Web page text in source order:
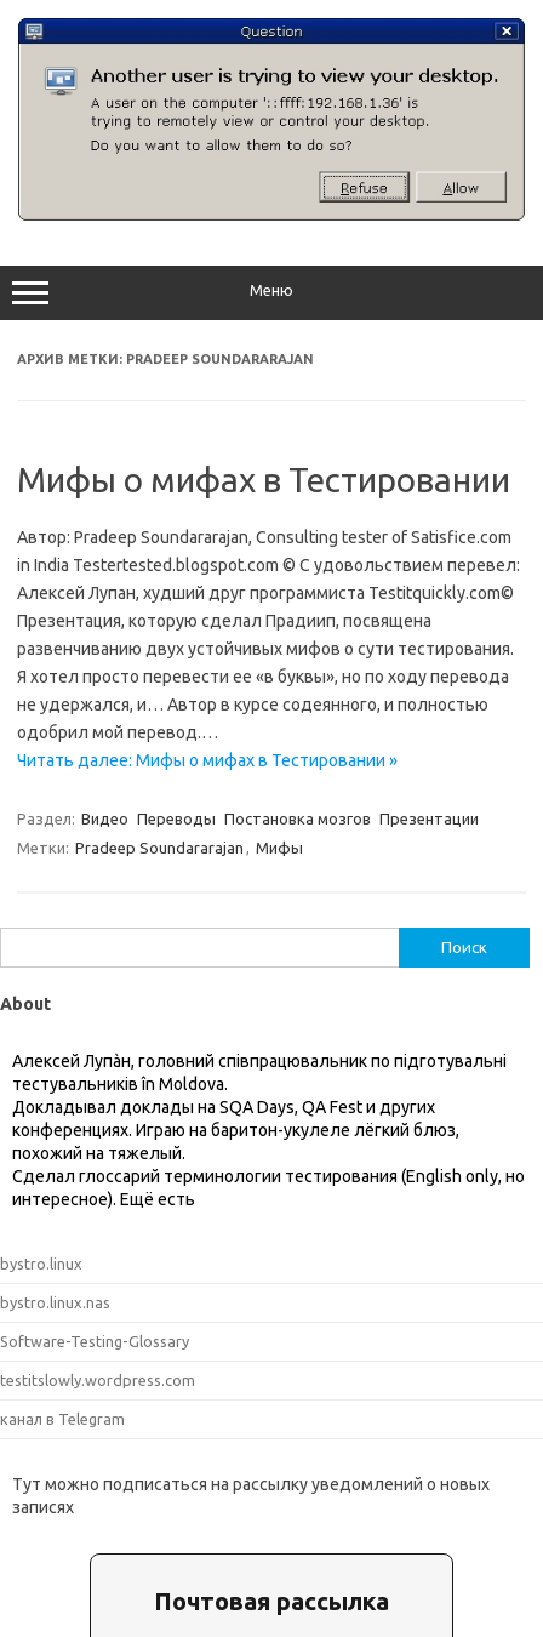
содержимому
Меню
АРХИВ МЕТКИ: PRADEEP SOUNDARARAJAN
Мифы о мифах в Тестировании
Автор: Pradeep Soundararajan, Consulting tester of Satisfice.com
in India Testertested.blogspot.com © С удовольствием перевел:
Алексей Лупан, худший друг программиста Testitquickly.com©
Презентация, которую сделал Прадиип, посвящена
развенчиванию двух устойчивых мифов о сути тестирования.
Я хотел просто перевести ее «в буквы», но по ходу перевода
не удержался, и… Автор в курсе содеянного, и полностью
одобрил мой перевод.…
Читать далее: Мифы о мифах в Тестировании »
Раздел: Видео Переводы Постановка мозгов Презентации
Метки: Pradeep Soundararajan , Мифы
About
Алексей Лупàн, головний спiвпрацювальник по підготувальні
тестувальників în Moldova.
Докладывал доклады на SQA Days, QA Fest и других
конференциях. Играю на баритон-укулеле лёгкий блюз,
похожий на тяжелый.
Сделал глоссарий терминологии тестирования (English only, но
интересное). Ещё есть
bystro.linux
bystro.linux.nas
Software-Testing-Glossary
testitslowly.wordpress.com
канал в Telegram
Тут можно подписаться на рассылку уведомлений о новых
записях
Почтовая рассылка